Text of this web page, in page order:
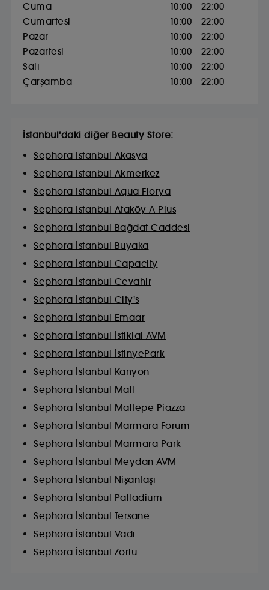
Cuma
10:00 - 22:00
Cumartesi
10:00 - 22:00
Pazar
10:00 - 22:00
Pazartesi
10:00 - 22:00
Salı
10:00 - 22:00
Çarşamba
10:00 - 22:00
İstanbul'daki diğer Beauty Store:
Sephora İstanbul Akasya
Sephora İstanbul Akmerkez
Sephora İstanbul Aqua Florya
Sephora İstanbul Ataköy A Plus
Sephora İstanbul Bağdat Caddesi
Sephora İstanbul Buyaka
Sephora İstanbul Capacity
Sephora İstanbul Cevahir
Sephora İstanbul City's
Sephora İstanbul Emaar
Sephora İstanbul İstiklal AVM
Sephora İstanbul İstinyePark
Sephora İstanbul Kanyon
Sephora İstanbul Mall
Sephora İstanbul Maltepe Piazza
Sephora İstanbul Marmara Forum
Sephora İstanbul Marmara Park
Sephora İstanbul Meydan AVM
Sephora İstanbul Nişantaşı
Sephora İstanbul Palladium
Sephora İstanbul Tersane
Sephora İstanbul Vadi
Sephora İstanbul Zorlu